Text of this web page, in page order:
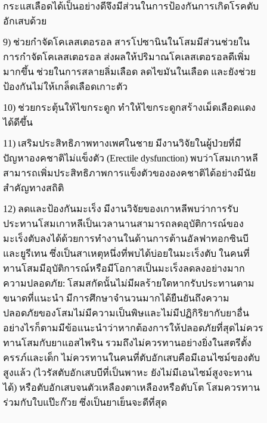
กระแสเลือดได้เป็นอย่างดีจึงมีส่วนในการป้องกันการเกิดโรคตับ
อักเสบด้วย
9) ช่วยกำจัดโคเลสเตอรอล สารโปซานินในโสมมีส่วนช่วยใน
การกำจัดโคเลสเตอรอล ส่งผลให้ปริมาณโคเลสเตอรอลดีเพิ่ม
มากขึ้น ช่วยในการสลายลิ่มเลือด ลดไขมันในเลือด และยังช่วย
ป้องกันไม่ให้เกล็ดเลือดเกาะตัว
10) ช่วยกระตุ้นให้ไขกระดูก ทำให้ไขกระดูกสร้างเม็ดเลือดแดง
ได้ดีขึ้น
11) เสริมประสิทธิภาพทางเพศในชาย มีงานวิจัยในผู้ป่วยที่มี
ปัญหาองคชาติไม่แข็งตัว (Erectile dysfunction) พบว่าโสมเกาหลี
สามารถเพิ่มประสิทธิภาพการแข็งตัวขององคชาติได้อย่างมีนัย
สำคัญทางสถิติ
12) ลดและป้องกันมะเร็ง มีงานวิจัยของเกาหลีพบว่าการรับ
ประทานโสมเกาหลีเป็นเวลานานสามารถลดอุบัติการณ์ของ
มะเร็งตับลงได้ด้วยการทำงานในด้านการต้านอัลฟาทอกซินบี
และยูรีเทน ซึ่งเป็นสาเหตุหนึ่งที่พบได้บ่อยในมะเร็งตับ ในคนที่
ทานโสมมีอุบัติการณ์หรือมีโอกาสเป็นมะเร็งลดลงอย่างมาก
ความปลอดภัย: โสมสกัดนั้นไม่มีผลร้ายใดหากรับประทานตาม
ขนาดที่แนะนำ มีการศึกษาจำนวนมากได้ยืนยันถึงความ
ปลอดภัยของโสมไม่มีความเป็นพิษและไม่มีปฏิกิริยากับยาอื่น
อย่างไรก็ตามมีข้อแนะนำว่าหากต้องการให้ปลอดภัยที่สุดไม่ควร
ทานโสมกับยาแอสไพริน รวมถึงไม่ควรทานอย่างยิ่งในสตรีตั้ง
ครรภ์และเด็ก ไม่ควรทานในคนที่ตับอักเสบคือมีเอนไซม์ของตับ
สูงแล้ว (ไวรัสตับอักเสบบีที่เป็นพาหะ ยังไม่มีเอนไซม์สูงจะทาน
ได้) หรือตับอักเสบจนตัวเหลืองตาเหลืองหรือตับโต โสมควรทาน
ร่วมกับใบแป๊ะก๊วย ซึ่งเป็นยาเย็นจะดีที่สุด